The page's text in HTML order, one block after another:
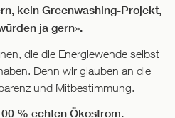
kein Greenwashing-Projekt,
ja gern».
die die Energiewende selbst
Denn wir glauben an die
und Mitbestimmung.
% echten Ökostrom.